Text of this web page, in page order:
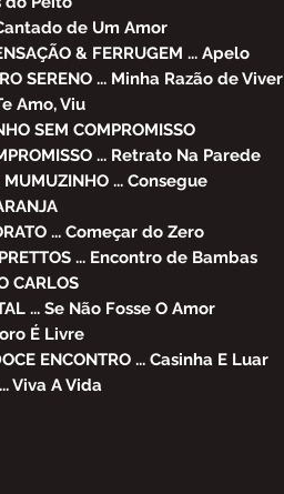
de Um Amor
& FERRUGEM ... Apelo
SERENO ... Minha Razão de Viver
Amo, Viu
SEM COMPROMISSO
... Retrato Na Parede
... Consegue
... Começar do Zero
... Encontro de Bambas
CARLOS
... Se Não Fosse O Amor
É Livre
ENCONTRO ... Casinha E Luar
Viva A Vida